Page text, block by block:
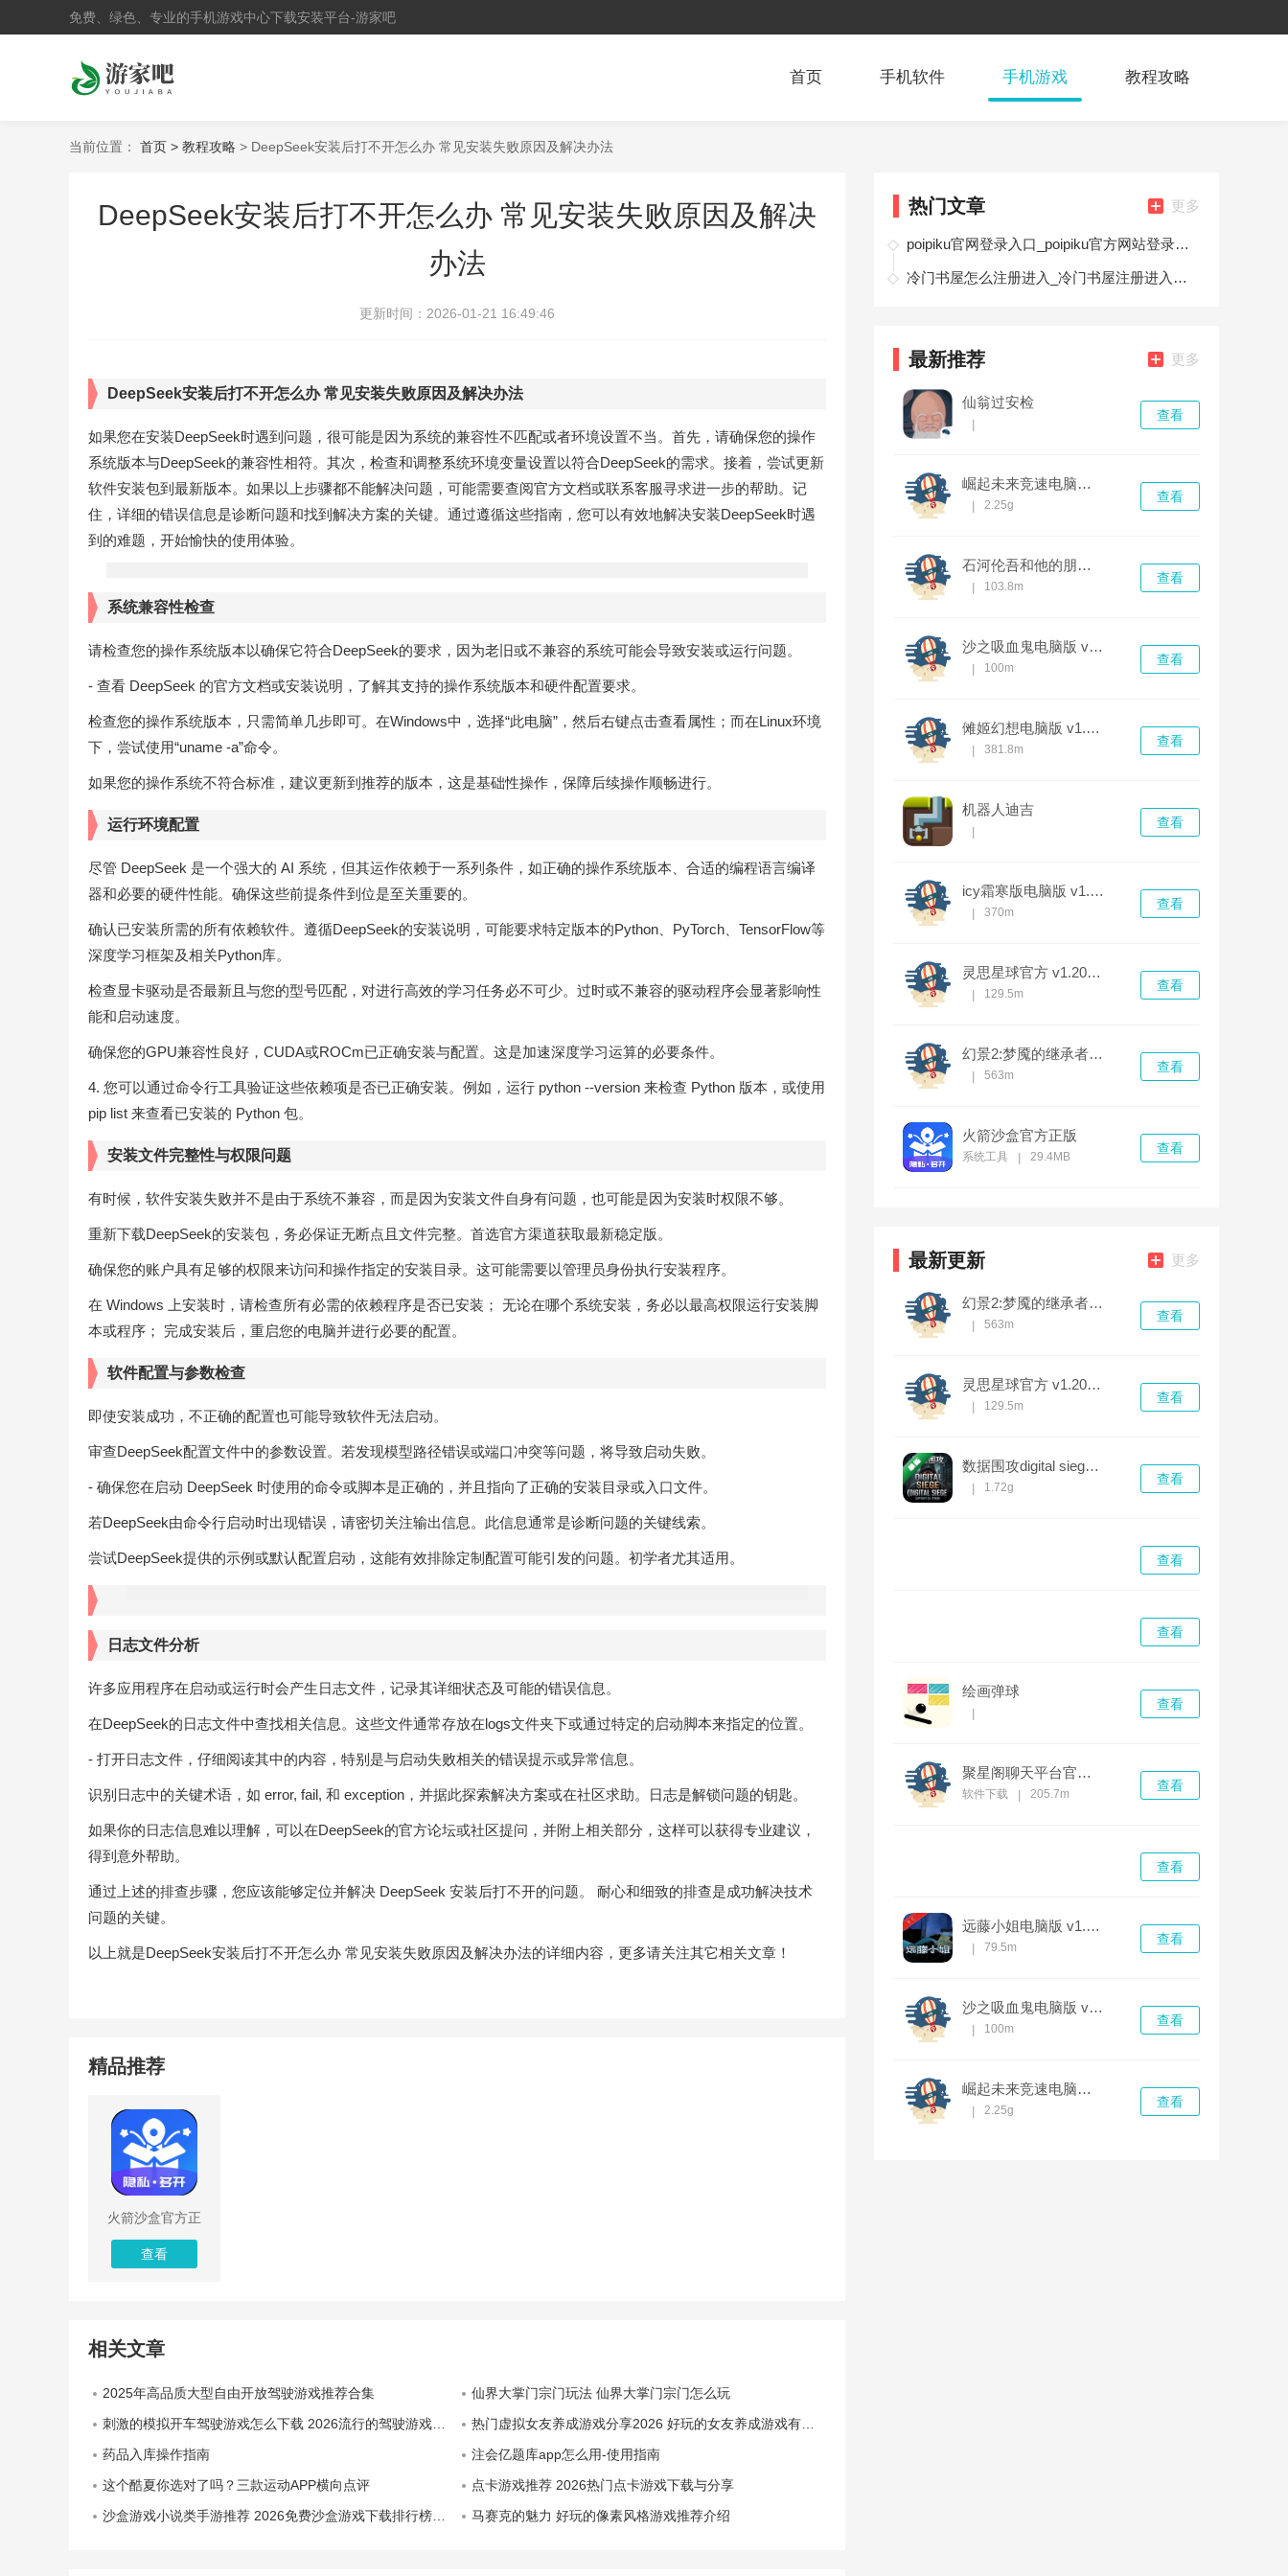
免费、绿色、专业的手机游戏中心下载安装平台-游家吧
首页 手机软件 手机游戏 教程攻略
当前位置： 首页 > 教程攻略 > DeepSeek安装后打不开怎么办 常见安装失败原因及解决办法
DeepSeek安装后打不开怎么办 常见安装失败原因及解决
办法
更新时间： 2026-01-21 16:49:46
DeepSeek安装后打不开怎么办 常见安装失败原因及解决办法
如果您在安装DeepSeek时遇到问题，很可能是因为系统的兼容性不匹配或者环境设置不当。首先，请确保您的操作
系统版本与DeepSeek的兼容性相符。其次，检查和调整系统环境变量设置以符合DeepSeek的需求。接着，尝试更新
软件安装包到最新版本。如果以上步骤都不能解决问题，可能需要查阅官方文档或联系客服寻求进一步的帮助。记
住，详细的错误信息是诊断问题和找到解决方案的关键。通过遵循这些指南，您可以有效地解决安装DeepSeek时遇
到的难题，开始愉快的使用体验。
系统兼容性检查
请检查您的操作系统版本以确保它符合DeepSeek的要求，因为老旧或不兼容的系统可能会导致安装或运行问题。
- 查看 DeepSeek 的官方文档或安装说明，了解其支持的操作系统版本和硬件配置要求。
检查您的操作系统版本，只需简单几步即可。在Windows中，选择“此电脑”，然后右键点击查看属性；而在Linux环境
下，尝试使用“uname -a”命令。
如果您的操作系统不符合标准，建议更新到推荐的版本，这是基础性操作，保障后续操作顺畅进行。
运行环境配置
尽管 DeepSeek 是一个强大的 AI 系统，但其运作依赖于一系列条件，如正确的操作系统版本、合适的编程语言编译
器和必要的硬件性能。确保这些前提条件到位是至关重要的。
确认已安装所需的所有依赖软件。遵循DeepSeek的安装说明，可能要求特定版本的Python、PyTorch、TensorFlow等
深度学习框架及相关Python库。
检查显卡驱动是否最新且与您的型号匹配，对进行高效的学习任务必不可少。过时或不兼容的驱动程序会显著影响性
能和启动速度。
确保您的GPU兼容性良好，CUDA或ROCm已正确安装与配置。这是加速深度学习运算的必要条件。
4. 您可以通过命令行工具验证这些依赖项是否已正确安装。例如，运行 python --version 来检查 Python 版本，或使用
pip list 来查看已安装的 Python 包。
安装文件完整性与权限问题
有时候，软件安装失败并不是由于系统不兼容，而是因为安装文件自身有问题，也可能是因为安装时权限不够。
重新下载DeepSeek的安装包，务必保证无断点且文件完整。首选官方渠道获取最新稳定版。
确保您的账户具有足够的权限来访问和操作指定的安装目录。这可能需要以管理员身份执行安装程序。
在 Windows 上安装时，请检查所有必需的依赖程序是否已安装； 无论在哪个系统安装，务必以最高权限运行安装脚
本或程序； 完成安装后，重启您的电脑并进行必要的配置。
软件配置与参数检查
即使安装成功，不正确的配置也可能导致软件无法启动。
审查DeepSeek配置文件中的参数设置。若发现模型路径错误或端口冲突等问题，将导致启动失败。
- 确保您在启动 DeepSeek 时使用的命令或脚本是正确的，并且指向了正确的安装目录或入口文件。
若DeepSeek由命令行启动时出现错误，请密切关注输出信息。此信息通常是诊断问题的关键线索。
尝试DeepSeek提供的示例或默认配置启动，这能有效排除定制配置可能引发的问题。初学者尤其适用。
日志文件分析
许多应用程序在启动或运行时会产生日志文件，记录其详细状态及可能的错误信息。
在DeepSeek的日志文件中查找相关信息。这些文件通常存放在logs文件夹下或通过特定的启动脚本来指定的位置。
- 打开日志文件，仔细阅读其中的内容，特别是与启动失败相关的错误提示或异常信息。
识别日志中的关键术语，如 error, fail, 和 exception，并据此探索解决方案或在社区求助。日志是解锁问题的钥匙。
如果你的日志信息难以理解，可以在DeepSeek的官方论坛或社区提问，并附上相关部分，这样可以获得专业建议，
得到意外帮助。
通过上述的排查步骤，您应该能够定位并解决 DeepSeek 安装后打不开的问题。 耐心和细致的排查是成功解决技术
问题的关键。
以上就是DeepSeek安装后打不开怎么办 常见安装失败原因及解决办法的详细内容，更多请关注其它相关文章！
精品推荐
火箭沙盒官方正
版
查看
相关文章
2025年高品质大型自由开放驾驶游戏推荐合集
仙界大掌门宗门玩法 仙界大掌门宗门怎么玩
刺激的模拟开车驾驶游戏怎么下载 2026流行的驾驶游戏推荐
热门虚拟女友养成游戏分享2026 好玩的女友养成游戏有哪些
药品入库操作指南
注会亿题库app怎么用-使用指南
这个酷夏你选对了吗？三款运动APP横向点评
点卡游戏推荐 2026热门点卡游戏下载与分享
沙盒游戏小说类手游推荐 2026免费沙盒游戏下载排行榜前五名
马赛克的魅力 好玩的像素风格游戏推荐介绍
热门文章 更多
poipiku官网登录入口_poipiku官方网站登录地址首页
冷门书屋怎么注册进入_冷门书屋注册进入教程
最新推荐 更多
仙翁过安检
查看
崛起未来竞速电脑版 v1.0.0中文版
2.25g
查看
石河伦吾和他的朋友们 v1.0.0正式版
103.8m
查看
沙之吸血鬼电脑版 v1.0.0完整版
100m
查看
傩姬幻想电脑版 v1.0.0
381.8m
查看
机器人迪吉
查看
icy霜寒版电脑版 v1.0.0完整版
370m
查看
灵思星球官方 v1.20.4最新版
129.5m
查看
幻景2:梦魇的继承者电脑版 v1.0.0完整版
563m
查看
火箭沙盒官方正版
系统工具 29.4MB
查看
最新更新 更多
幻景2:梦魇的继承者电脑版 v1.0.0完整版
563m
查看
灵思星球官方 v1.20.4最新版
129.5m
查看
数据围攻digital siege绿色版
1.72g
查看
查看
查看
绘画弹球
查看
聚星阁聊天平台官方 v1.05.0 官方版
软件下载 205.7m
查看
查看
远藤小姐电脑版 v1.0.0官方版
79.5m
查看
沙之吸血鬼电脑版 v1.0.0完整版
100m
查看
崛起未来竞速电脑版 v1.0.0中文版
2.25g
查看